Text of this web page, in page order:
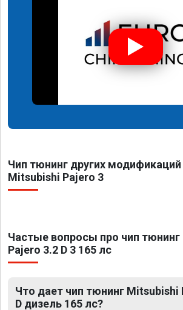
Чип тюнинг других модификаций
Mitsubishi Pajero 3
Частые вопросы про чип
Pajero 3.2 D 3 165 лс
Что дает чип тюнинг Mitsubishi
D дизель 165 лс?